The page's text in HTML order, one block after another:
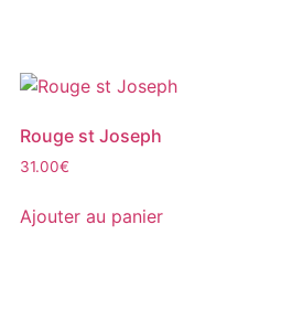
Rouge st Joseph
31.00€
Ajouter au panier